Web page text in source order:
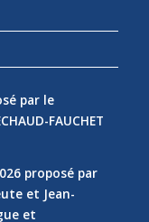
par le
FAUCHET
proposé par
et Jean-
et